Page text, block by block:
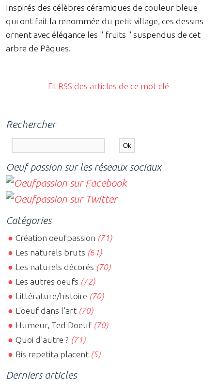
Inspirés des célèbres céramiques de couleur bleue
qui ont fait la renommée du petit village, ces dessins
ornent avec élégance les " fruits " suspendus de cet
arbre de Pâques.
Fil RSS des articles de ce mot clé
Rechercher
Oeuf passion sur les réseaux sociaux
Catégories
Création oeufpassion (71)
Les naturels bruts (61)
Les naturels décorés (70)
Les autres oeufs (72)
Littérature/histoire (70)
L'oeuf dans l'art (70)
Humeur, Ted Doeuf (70)
Quoi d'autre ? (71)
Bis repetita placent (5)
Derniers articles